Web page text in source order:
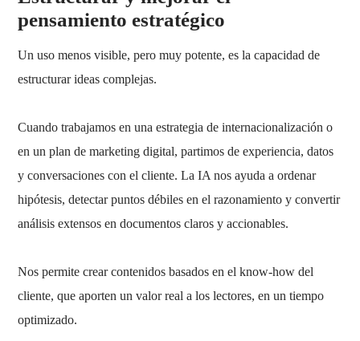
pensamiento estratégico
Un uso menos visible, pero muy potente, es la capacidad de
estructurar ideas complejas.
Cuando trabajamos en una estrategia de internacionalización o
en un plan de marketing digital, partimos de experiencia, datos
y conversaciones con el cliente. La IA nos ayuda a ordenar
hipótesis, detectar puntos débiles en el razonamiento y convertir
análisis extensos en documentos claros y accionables.
Nos permite crear contenidos basados en el know-how del
cliente, que aporten un valor real a los lectores, en un tiempo
optimizado.